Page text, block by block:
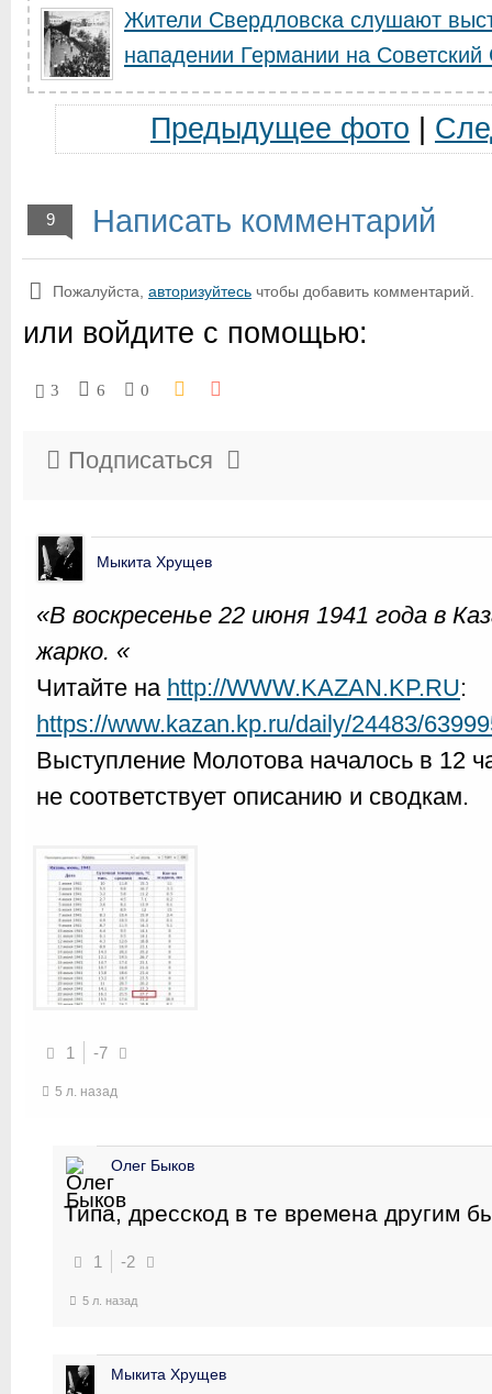
Жители Свердловска слушают
нападении Германии на
Предыдущее фото
9 Написать комментарий
Пожалуйста, авторизуйтесь чтобы добавить комментарий.
или войдите с помощью:
3 6 0
Подписаться
Мыкита Хрущев
«В воскресенье 22 июня 1941 года в
жарко. «
Читайте на http://WWW.KAZAN.KP.RU:
https://www.kazan.kp.ru/daily/24483/
Выступление Молотова началось в 12
не соответствует описанию и сводкам.
1 -7
5 л. назад
Олег Быков
Типа, дресскод в те времена другим
1 -2
5 л. назад
Мыкита Хрущев